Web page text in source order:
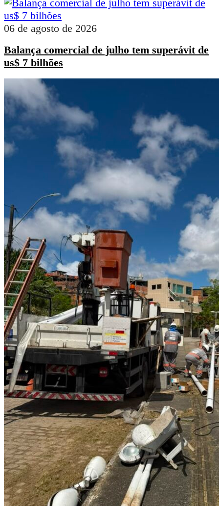
06 de agosto de 2026
Balança comercial de julho tem superávit de
us$ 7 bilhões